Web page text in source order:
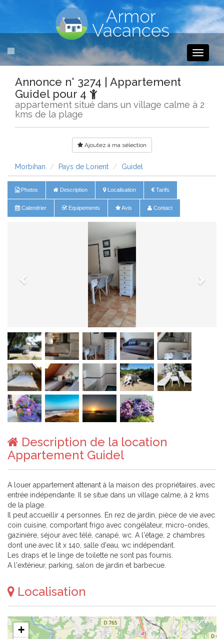
Toggle
Annonce n° 3274 | Appartement
Guidel pour 4
appartement situé dans un village calme à 2
kms de la plage
Ajoutez à ma sélection
Morbihan Pays de Lorient Guidel
Photos Description Localisation Tarifs
Calendrier Equipements Avis Contact
Description de la location
Appartement Guidel
A louer appartement attenant à la maison des propriétaires, avec
entrée indépendante. Il se situe dans un village calme, à 2 kms
de la plage.
Il peut accueillir 4 personnes. En rez de jardin, pièce de vie avec
coin cuisine, comportant frigo avec congélateur, micro-ondes,
gazinière, séjour avec télé, canapé, wc. A l'étage, 2 chambres
dont une avec lit x 140, salle d'eau, wc indépendant.
Les draps et le linge de toilette ne sont pas fournis.
A l'extérieur, parking, salon de jardin et barbecue.
Localisation
+